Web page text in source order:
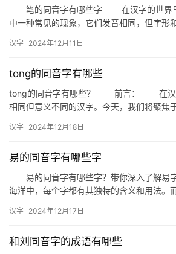
笔的同音字有哪些字 在汉字的世界里
中一种常见的现象，它们发音相同，但字形
中…
汉字 2024年12月11日
tong的同音字有哪些
tong的同音字有哪些？ 前言： 在汉语
相同但意义不同的汉字。今天，我们将聚焦
汉字 2024年12月18日
易的同音字有哪些字
易的同音字有哪些字？带你深入了解
海洋中，每个字都有其独特的含义和用法。
一…
汉字 2024年12月17日
和刘同音字的成语有哪些